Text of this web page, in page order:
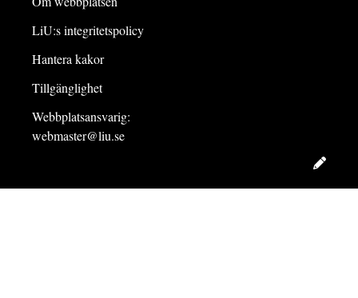
LiU:s integritetspolicy
Hantera kakor
Tillgänglighet
Webbplatsansvarig:
webmaster@liu.se